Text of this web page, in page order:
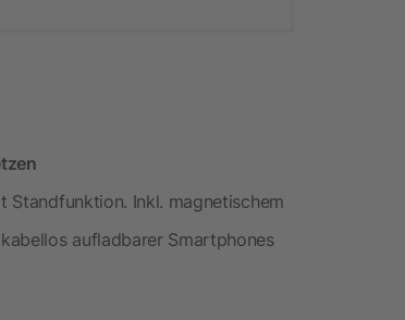
Standfunktion. Inkl. magnetischem
aufladbarer Smartphones